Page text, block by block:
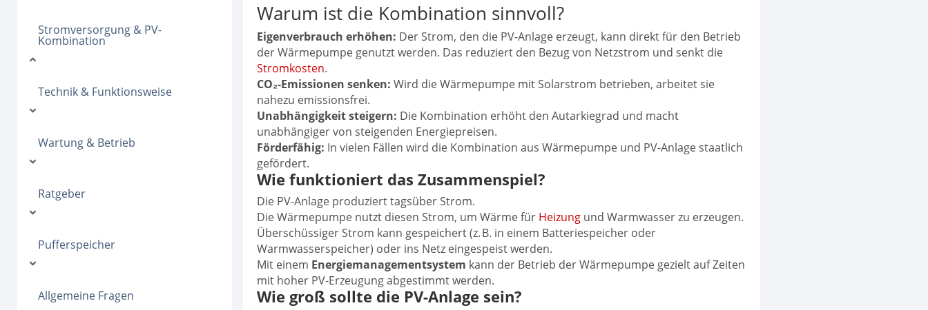
Stromversorgung & PV-
Kombination
Technik & Funktionsweise
Wartung & Betrieb
Ratgeber
Pufferspeicher
Allgemeine Fragen
Warum ist die Kombination sinnvoll?
Eigenverbrauch erhöhen: Der Strom, den die PV-Anlage erzeugt, kann direkt für den Betrieb
der Wärmepumpe genutzt werden. Das reduziert den Bezug von Netzstrom und senkt die
Stromkosten.
CO₂-Emissionen senken: Wird die Wärmepumpe mit Solarstrom betrieben, arbeitet sie
nahezu emissionsfrei.
Unabhängigkeit steigern: Die Kombination erhöht den Autarkiegrad und macht
unabhängiger von steigenden Energiepreisen.
Förderfähig: In vielen Fällen wird die Kombination aus Wärmepumpe und PV-Anlage staatlich
gefördert.
Wie funktioniert das Zusammenspiel?
Die PV-Anlage produziert tagsüber Strom.
Die Wärmepumpe nutzt diesen Strom, um Wärme für Heizung und Warmwasser zu erzeugen.
Überschüssiger Strom kann gespeichert (z. B. in einem Batteriespeicher oder
Warmwasserspeicher) oder ins Netz eingespeist werden.
Mit einem Energiemanagementsystem kann der Betrieb der Wärmepumpe gezielt auf Zeiten
mit hoher PV-Erzeugung abgestimmt werden.
Wie groß sollte die PV-Anlage sein?